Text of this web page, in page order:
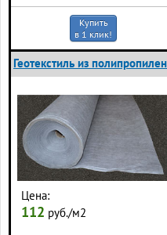
Купить
в 1 клик!
Геотекстиль из
Цена:
112 руб./м2